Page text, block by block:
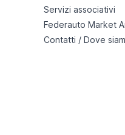
Servizi associativi
Federauto Market
Contatti / Dove